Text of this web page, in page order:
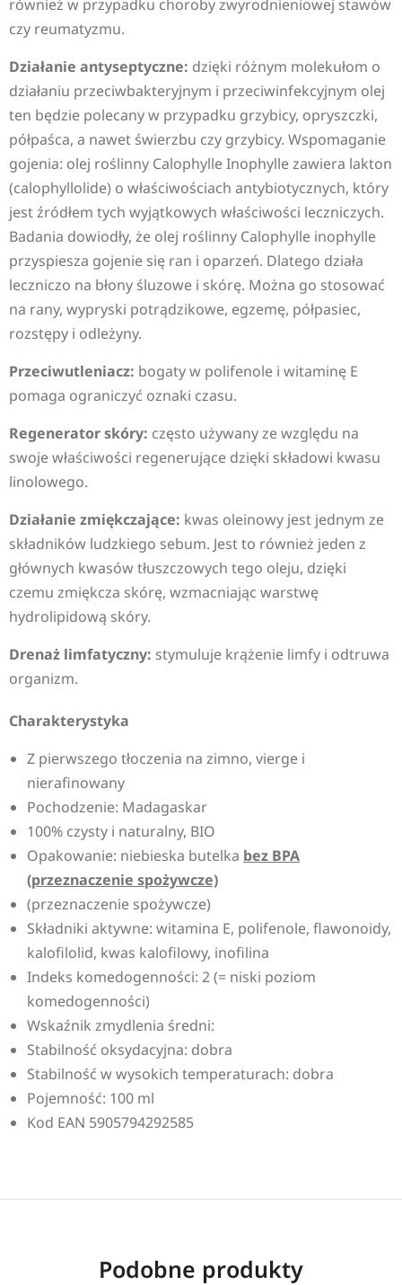
również w przypadku choroby zwyrodnieniowej stawów
czy reumatyzmu.
Działanie antyseptyczne: dzięki różnym molekułom o
działaniu przeciwbakteryjnym i przeciwinfekcyjnym olej
ten będzie polecany w przypadku grzybicy, opryszczki,
półpaśca, a nawet świerzbu czy grzybicy. Wspomaganie
gojenia: olej roślinny Calophylle Inophylle zawiera lakton
(calophyllolide) o właściwościach antybiotycznych, który
jest źródłem tych wyjątkowych właściwości leczniczych.
Badania dowiodły, że olej roślinny Calophylle inophylle
przyspiesza gojenie się ran i oparzeń. Dlatego działa
leczniczo na błony śluzowe i skórę. Można go stosować
na rany, wypryski potrądzikowe, egzemę, półpasiec,
rozstępy i odleżyny.
Przeciwutleniacz: bogaty w polifenole i witaminę E
pomaga ograniczyć oznaki czasu.
Regenerator skóry: często używany ze względu na
swoje właściwości regenerujące dzięki składowi kwasu
linolowego.
Działanie zmiękczające: kwas oleinowy jest jednym ze
składników ludzkiego sebum. Jest to również jeden z
głównych kwasów tłuszczowych tego oleju, dzięki
czemu zmiękcza skórę, wzmacniając warstwę
hydrolipidową skóry.
Drenaż limfatyczny: stymuluje krążenie limfy i odtruwa
organizm.
Charakterystyka
Z pierwszego tłoczenia na zimno, vierge i
nierafinowany
Pochodzenie: Madagaskar
100% czysty i naturalny, BIO
Opakowanie: niebieska butelka bez BPA
(przeznaczenie spożywcze)
(przeznaczenie spożywcze)
Składniki aktywne: witamina E, polifenole, flawonoidy,
kalofilolid, kwas kalofilowy, inofilina
Indeks komedogenności: 2 (= niski poziom
komedogenności)
Wskaźnik zmydlenia średni:
Stabilność oksydacyjna: dobra
Stabilność w wysokich temperaturach: dobra
Pojemność: 100 ml
Kod EAN 5905794292585
Podobne produkty